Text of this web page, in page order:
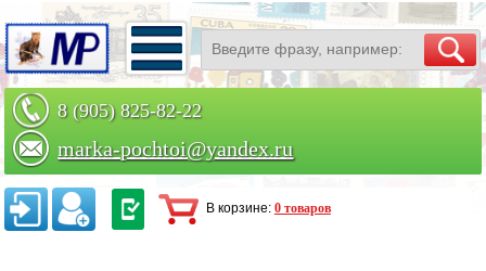
8 (905) 825-82-22
marka-pochtoi@yandex.ru
Заказать по телефону
В корзине: 0 товаров